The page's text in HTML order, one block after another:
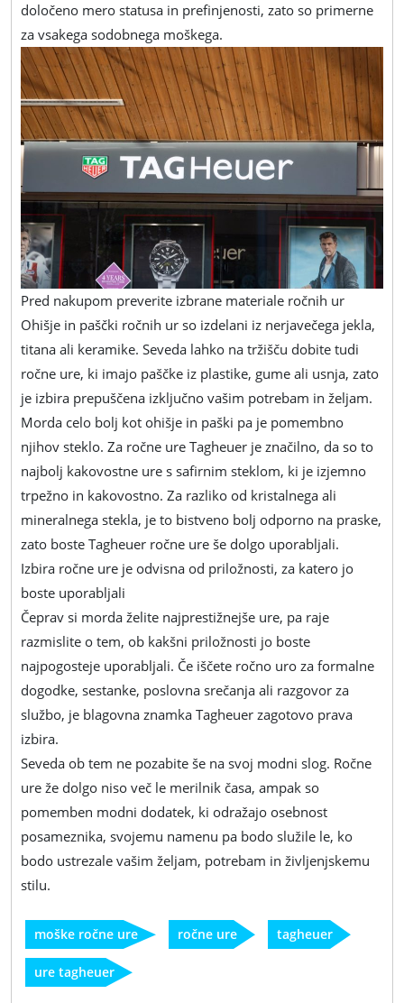
določeno mero statusa in prefinjenosti, zato so primerne
za vsakega sodobnega moškega.
Pred nakupom preverite izbrane materiale ročnih ur
Ohišje in paščki ročnih ur so izdelani iz nerjavečega jekla,
titana ali keramike. Seveda lahko na tržišču dobite tudi
ročne ure, ki imajo paščke iz plastike, gume ali usnja, zato
je izbira prepuščena izključno vašim potrebam in željam.
Morda celo bolj kot ohišje in paški pa je pomembno
njihov steklo. Za ročne ure Tagheuer je značilno, da so to
najbolj kakovostne ure s safirnim steklom, ki je izjemno
trpežno in kakovostno. Za razliko od kristalnega ali
mineralnega stekla, je to bistveno bolj odporno na praske,
zato boste Tagheuer ročne ure še dolgo uporabljali.
Izbira ročne ure je odvisna od priložnosti, za katero jo
boste uporabljali
Čeprav si morda želite najprestižnejše ure, pa raje
razmislite o tem, ob kakšni priložnosti jo boste
najpogosteje uporabljali. Če iščete ročno uro za formalne
dogodke, sestanke, poslovna srečanja ali razgovor za
službo, je blagovna znamka Tagheuer zagotovo prava
izbira.
Seveda ob tem ne pozabite še na svoj modni slog. Ročne
ure že dolgo niso več le merilnik časa, ampak so
pomemben modni dodatek, ki odražajo osebnost
posameznika, svojemu namenu pa bodo služile le, ko
bodo ustrezale vašim željam, potrebam in življenjskemu
stilu.
moške ročne ure ročne ure tagheuer
ure tagheuer